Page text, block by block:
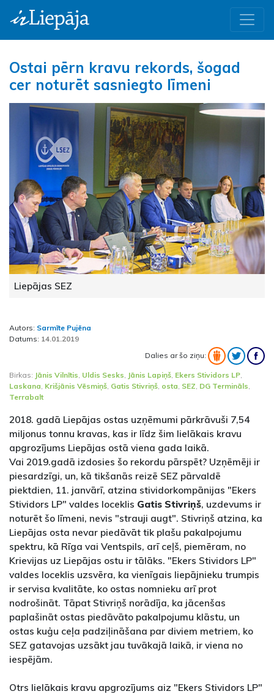
Ostai pērn kravu rekords, šogad
cer noturēt sasniegto līmeni
Liepājas SEZ
Autors: Sarmīte Pujēna
Datums: 14.01.2019
Dalies ar šo ziņu:
Birkas: Jānis Vilnītis Uldis Sesks Jānis Lapiņš Ekers Stividors LP
Laskana Krišjānis Vēsmiņš Gatis Stivriņš osta SEZ DG Termināls
Terrabalt
2018. gadā Liepājas ostas uzņēmumi pārkrāvuši 7,54
miljonus tonnu kravas, kas ir līdz šim lielākais kravu
apgrozījums Liepājas ostā viena gada laikā.
Vai 2019.gadā izdosies šo rekordu pārspēt? Uzņēmēji ir
piesardzīgi, un, kā tikšanās reizē SEZ pārvaldē
piektdien, 11. janvārī, atzina stividorkompānijas "Ekers
Stividors LP" valdes loceklis Gatis Stivriņš, uzdevums ir
noturēt šo līmeni, nevis "strauji augt". Stivriņš atzina, ka
Liepājas osta nevar piedāvāt tik plašu pakalpojumu
spektru, kā Rīga vai Ventspils, arī ceļš, piemēram, no
Krievijas uz Liepājas ostu ir tālāks. "Ekers Stividors LP"
valdes loceklis uzsvēra, ka vienīgais liepājnieku trumpis
ir servisa kvalitāte, ko ostas nomnieku arī prot
nodrošināt. Tāpat Stivriņš norādīja, ka jācenšas
paplašināt ostas piedāvāto pakalpojumu klāstu, un
ostas kuģu ceļa padziļināšana par diviem metriem, ko
SEZ gatavojas uzsākt jau tuvākajā laikā, ir viena no
iespējām.
Otrs lielākais kravu apgrozījums aiz "Ekers Stividors LP"